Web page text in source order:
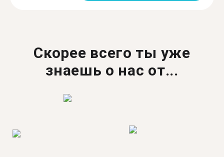
Скорее всего ты уже
знаешь о нас от...